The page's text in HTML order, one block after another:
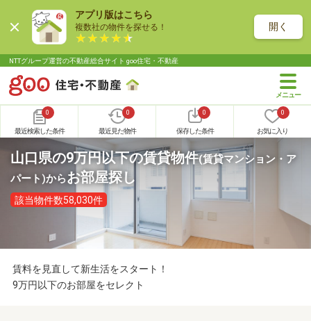
アプリ版はこちら
複数社の物件を探せる！ 開く
NTTグループ運営の不動産総合サイト goo住宅・不動産
0
最近検索した条件
0
最近見た物件
0
保存した条件
0
お気に入り
山口県の9万円以下の賃貸物件(賃貸マンション・ア
パート)からお部屋探し
該当物件数58,030件
賃料を見直して新生活をスタート！
9万円以下のお部屋をセレクト